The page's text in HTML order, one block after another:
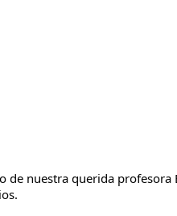
de nuestra querida profesora